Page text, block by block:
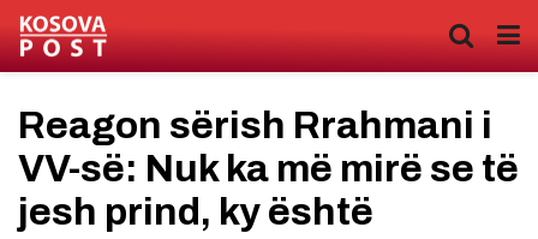
Reagon sërish Rrahmani i
VV-së: Nuk ka më mirë se të
jesh prind, ky është